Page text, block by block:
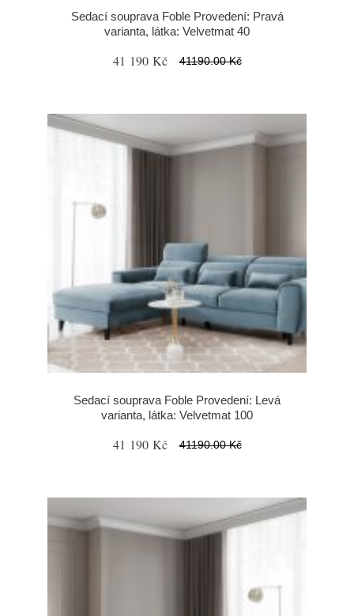
Sedací souprava Foble Provedení: Pravá
varianta, látka: Velvetmat 40
41 190 Kč 41190.00 Kč
Sedací souprava Foble Provedení: Levá
varianta, látka: Velvetmat 100
41 190 Kč 41190.00 Kč